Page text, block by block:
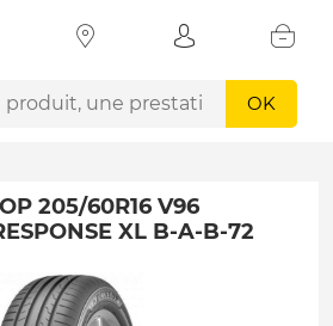
OK
205/60R16 V96
XL B-A-B-72